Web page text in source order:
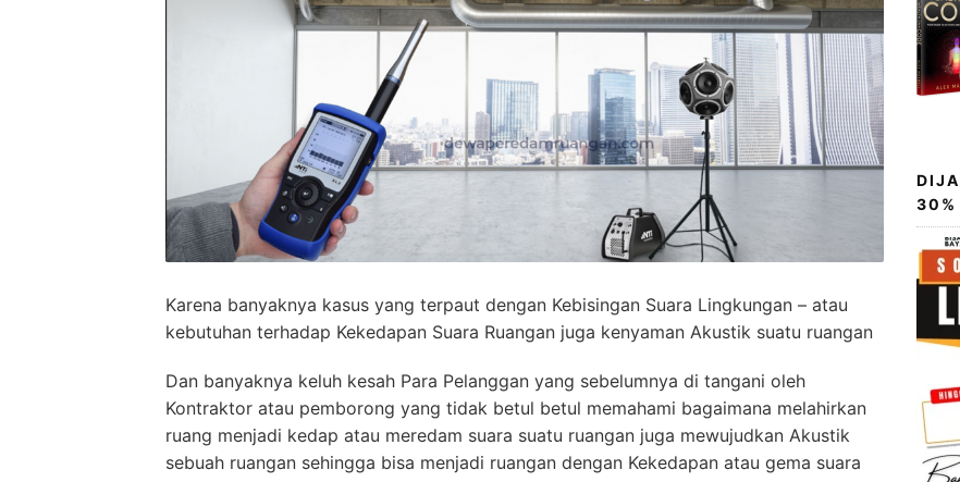
Karena banyaknya kasus yang terpaut dengan Kebisingan Suara Lingkungan – atau
kebutuhan terhadap Kekedapan Suara Ruangan juga kenyaman Akustik suatu ruangan
Dan banyaknya keluh kesah Para Pelanggan yang sebelumnya di tangani oleh
Kontraktor atau pemborong yang tidak betul betul memahami bagaimana melahirkan
ruang menjadi kedap atau meredam suara suatu ruangan juga mewujudkan Akustik
sebuah ruangan sehingga bisa menjadi ruangan dengan Kekedapan atau gema suara
30%